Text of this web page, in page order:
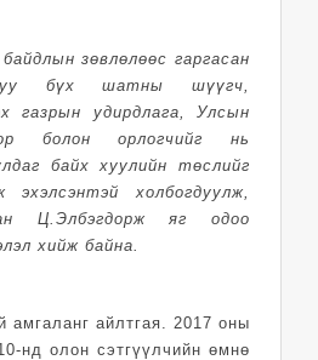
зөвлөлөөс гаргасан
бүх шатны шүүгч,
газрын удирдлага, Улсын
болон орлогчийг нь
байх хуулийн төслийг
эхэлсэнтэй холбогдуулж,
Ц.Элбэгдорж яг одоо
хийж байна.
амгаланг айлтгая. 2017 оны
нд олон сэтгүүлчийн өмнө